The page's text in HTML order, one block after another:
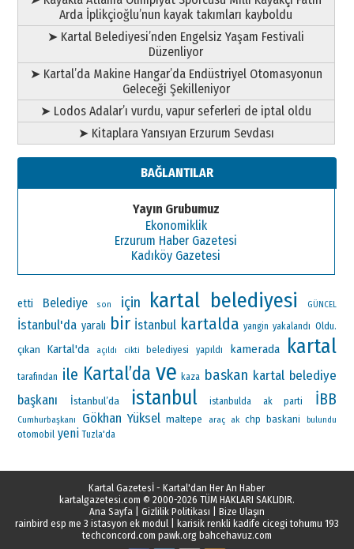
Arda İplikçioğlu’nun kayak takımları kayboldu
➤ Kartal Belediyesi’nden Engelsiz Yaşam Festivali
Düzenliyor
➤ Kartal’da Makine Hangar’da Endüstriyel Otomasyonun
Geleceği Şekilleniyor
➤ Lodos Adalar’ı vurdu, vapur seferleri de iptal oldu
➤ Kitaplara Yansıyan Erzurum Sevdası
BAĞLANTILAR
Yayın Grubumuz
Ekonomiklik
Erzurum Haber Gazetesi
Kadıköy Gazetesi
etti Belediye son için kartal belediyesi GÜNCEL
İstanbul'da yaralı bir İstanbul kartalda yangin yakalandı Oldu.
çıkan Kartal'da açıldı cikti belediyesi yapıldı kamerada kartal
tarafından ile Kartal’da ve kaza baskan kartal belediye
başkanı
İstanbul’da istanbul istanbulda ak parti İBB
Cumhurbaşkanı Gökhan Yüksel maltepe araç ak chp baskani bulundu
otomobil yeni Tuzla'da
Kartal Gazetesİ - Kartal'dan Her An Haber
kartalgazetesi.com © 2000-2026 TÜM HAKLARI SAKLIDIR.
Ana Sayfa
Gizlilik Politikası
Bize Ulaşın
rainbird esp me 3 istasyon ek modul
karisik renkli kadife cicegi tohumu 193
techconcord.com pawk.org bahcehavuz.com